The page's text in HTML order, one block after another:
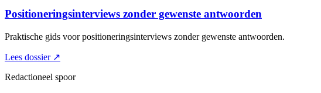
Positioneringsinterviews zonder gewenste antwoorden
Praktische gids voor positioneringsinterviews zonder gewenste antwoorden.
Lees dossier ↗
Redactioneel spoor